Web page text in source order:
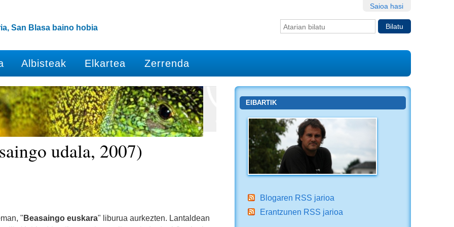
Saioa hasi
Bilatu atarian
San Blasa baino hobia
Albisteak Elkartea Zerrenda
udala, 2007)
" Beasaingo euskara" liburua aurkezten. Lantaldean
EIBARTIK
Blogaren RSS jarioa
Erantzunen RSS jarioa